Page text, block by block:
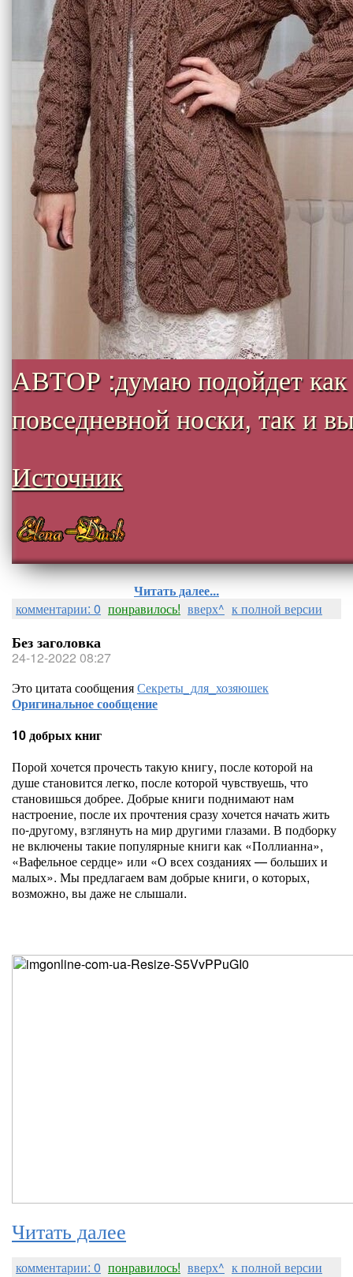
АВТОР :думаю подойдет как
повседневной носки, так и
Источник
Читать далее...
комментарии: 0 понравилось! вверх^ к полной версии
Без заголовка
24-12-2022 08:27
Это цитата сообщенияСекреты_для_хозяюшек
Оригинальное сообщение
10 добрых книг
Порой хочется прочесть такую книгу, после которой на
душе становится легко, после которой чувствуешь, что
становишься добрее. Добрые книги поднимают нам
настроение, после их прочтения сразу хочется начать жить
по-другому, взглянуть на мир другими глазами. В подборку
не включены такие популярные книги как «Поллианна»,
«Вафельное сердце» или «О всех созданиях — больших и
малых». Мы предлагаем вам добрые книги, о которых,
возможно, вы даже не слышали.
Читать далее
комментарии: 0 понравилось! вверх^ к полной версии